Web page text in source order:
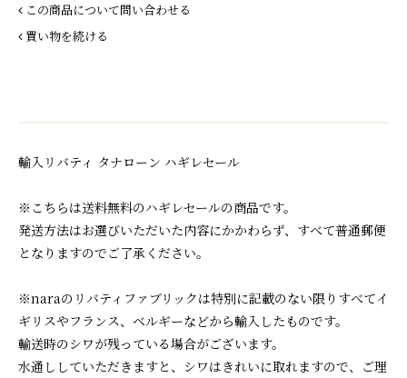
この商品について問い合わせる
買い物を続ける
輸入リバティ タナローン ハギレセール
※こちらは送料無料のハギレセールの商品です。
発送方法はお選びいただいた内容にかかわらず、すべて普通郵便
となりますのでご了承ください。
※naraのリバティファブリックは特別に記載のない限りすべてイ
ギリスやフランス、ベルギーなどから輸入したものです。
輸送時のシワが残っている場合がございます。
水通ししていただきますと、シワはきれいに取れますので、ご理